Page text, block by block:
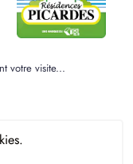
régional de